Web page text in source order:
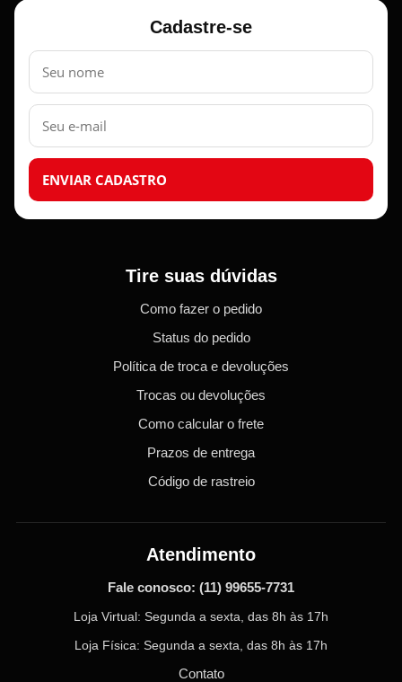
Cadastre-se
Nome
E-
mail
ENVIAR CADASTRO
Tire suas dúvidas
Como fazer o pedido
Status do pedido
Política de troca e devoluções
Trocas ou devoluções
Como calcular o frete
Prazos de entrega
Código de rastreio
Atendimento
Fale conosco: (11) 99655-7731
Loja Virtual: Segunda a sexta, das 8h às 17h
Loja Física: Segunda a sexta, das 8h às 17h
Contato